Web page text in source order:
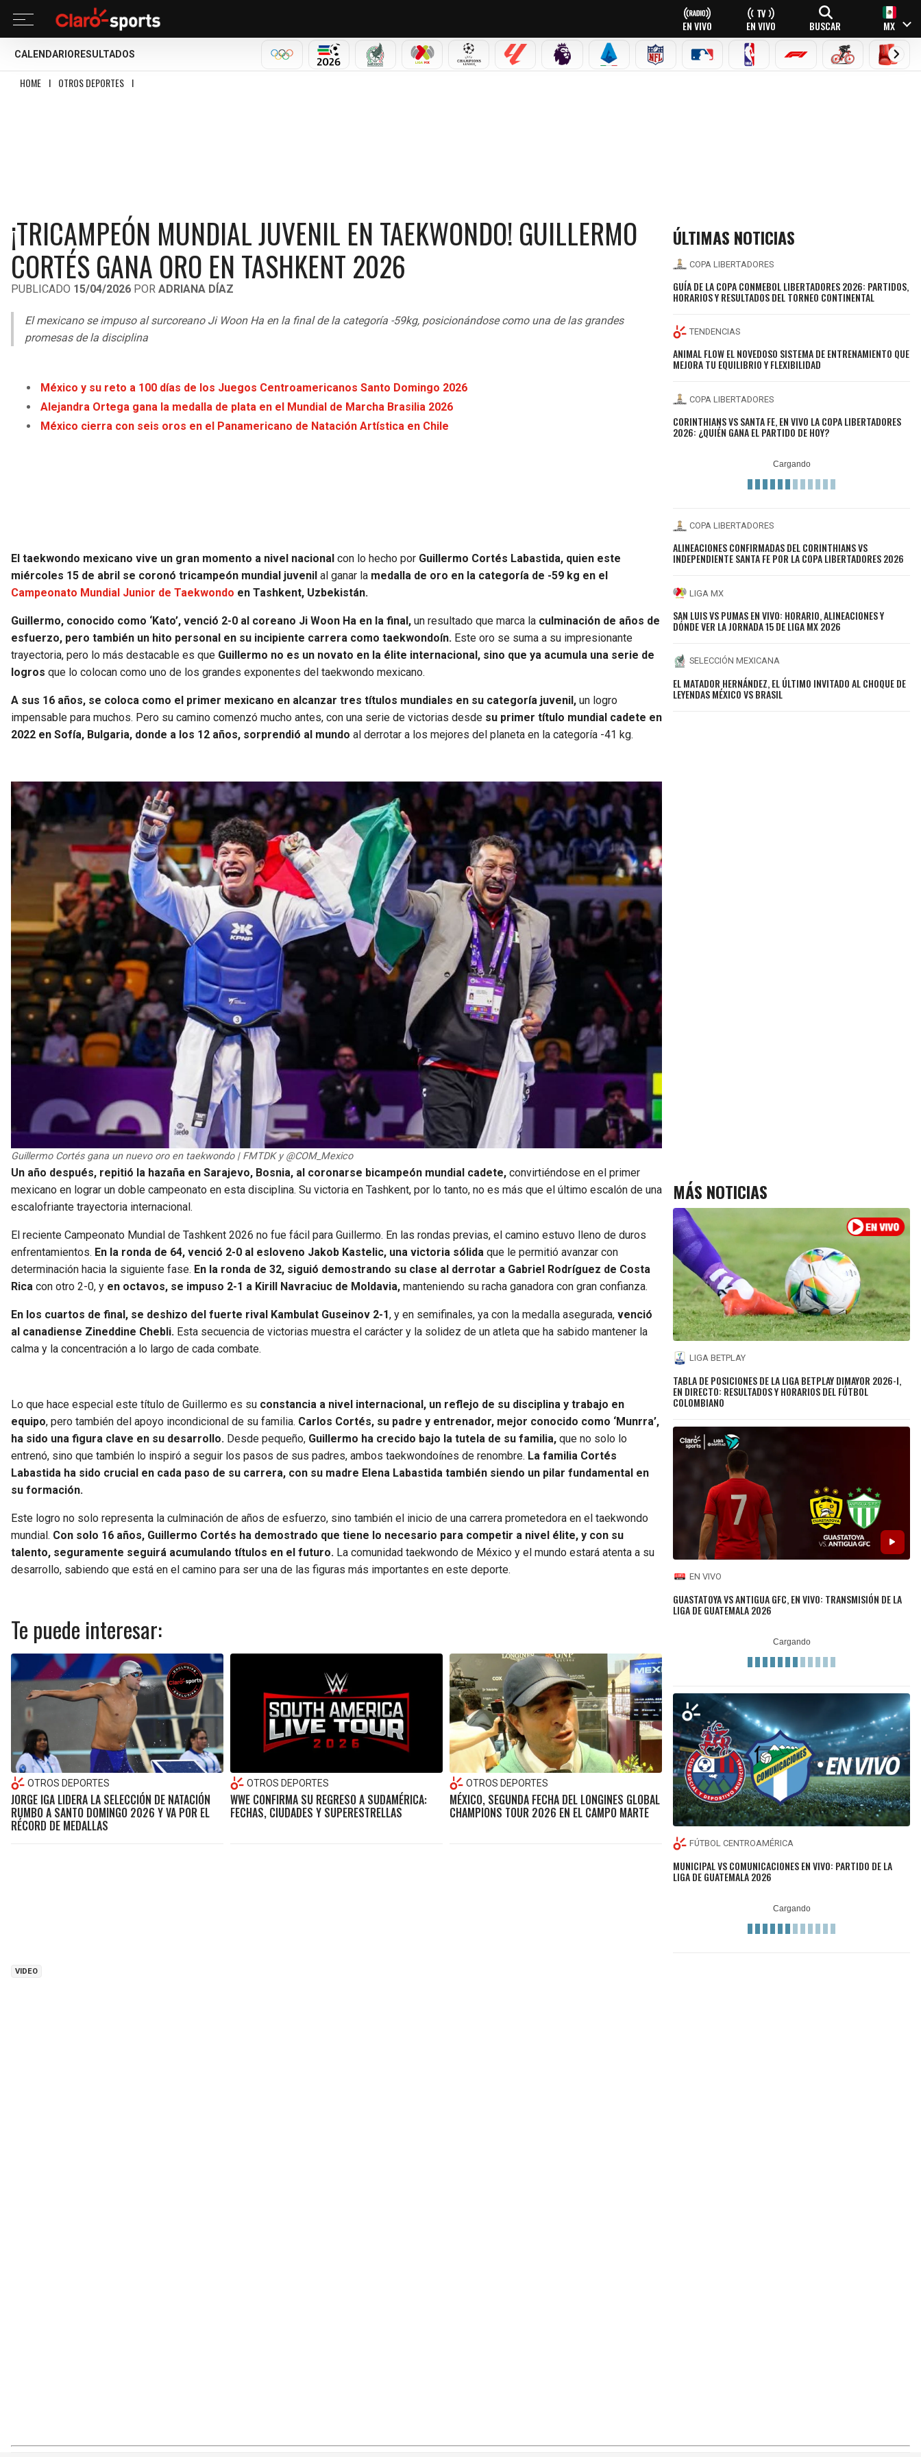
EN VIVO EN VIVO BUSCAR MX
CALENDARIO RESULTADOS
OLÍMPICOSMUNDIAL 2026SELECCIÓN MEXICANA
LIGA MX CHAMPIONS LEAGUE
LALIGA PREMIER LEAGUE
SERIE A NFL MLB NBA FÓRMULA 1CICLISMOBOXEO
HOME I OTROS DEPORTES I
¡TRICAMPEÓN MUNDIAL JUVENIL EN TAEKWONDO! GUILLERMO
CORTÉS GANA ORO EN TASHKENT 2026
PUBLICADO 15/04/2026 POR ADRIANA DÍAZ
El mexicano se impuso al surcoreano Ji Woon Ha en la final de la categoría -59kg, posicionándose como una de las grandes
promesas de la disciplina
México y su reto a 100 días de los Juegos Centroamericanos Santo Domingo 2026
Alejandra Ortega gana la medalla de plata en el Mundial de Marcha Brasilia 2026
México cierra con seis oros en el Panamericano de Natación Artística en Chile
El taekwondo mexicano vive un gran momento a nivel nacional con lo hecho por Guillermo Cortés Labastida, quien este
miércoles 15 de abril se coronó tricampeón mundial juvenil al ganar la medalla de oro en la categoría de -59 kg en el
Campeonato Mundial Junior de Taekwondo en Tashkent, Uzbekistán.
Guillermo, conocido como ‘Kato’, venció 2-0 al coreano Ji Woon Ha en la final, un resultado que marca la culminación de años de
esfuerzo, pero también un hito personal en su incipiente carrera como taekwondoín. Este oro se suma a su impresionante
trayectoria, pero lo más destacable es que Guillermo no es un novato en la élite internacional, sino que ya acumula una serie de
logros que lo colocan como uno de los grandes exponentes del taekwondo mexicano.
A sus 16 años, se coloca como el primer mexicano en alcanzar tres títulos mundiales en su categoría juvenil, un logro
impensable para muchos. Pero su camino comenzó mucho antes, con una serie de victorias desde su primer título mundial cadete en
2022 en Sofía, Bulgaria, donde a los 12 años, sorprendió al mundo al derrotar a los mejores del planeta en la categoría -41 kg.
Guillermo Cortés gana un nuevo oro en taekwondo | FMTDK y @COM_Mexico
Un año después, repitió la hazaña en Sarajevo, Bosnia, al coronarse bicampeón mundial cadete, convirtiéndose en el primer
mexicano en lograr un doble campeonato en esta disciplina. Su victoria en Tashkent, por lo tanto, no es más que el último escalón de una
escalofriante trayectoria internacional.
El reciente Campeonato Mundial de Tashkent 2026 no fue fácil para Guillermo. En las rondas previas, el camino estuvo lleno de duros
enfrentamientos. En la ronda de 64, venció 2-0 al esloveno Jakob Kastelic, una victoria sólida que le permitió avanzar con
determinación hacia la siguiente fase. En la ronda de 32, siguió demostrando su clase al derrotar a Gabriel Rodríguez de Costa
Rica con otro 2-0, y en octavos, se impuso 2-1 a Kirill Navraciuc de Moldavia, manteniendo su racha ganadora con gran confianza.
En los cuartos de final, se deshizo del fuerte rival Kambulat Guseinov 2-1, y en semifinales, ya con la medalla asegurada, venció
al canadiense Zineddine Chebli. Esta secuencia de victorias muestra el carácter y la solidez de un atleta que ha sabido mantener la
calma y la concentración a lo largo de cada combate.
Lo que hace especial este título de Guillermo es su constancia a nivel internacional, un reflejo de su disciplina y trabajo en
equipo, pero también del apoyo incondicional de su familia. Carlos Cortés, su padre y entrenador, mejor conocido como ‘Munrra’,
ha sido una figura clave en su desarrollo. Desde pequeño, Guillermo ha crecido bajo la tutela de su familia, que no solo lo
entrenó, sino que también lo inspiró a seguir los pasos de sus padres, ambos taekwondoínes de renombre. La familia Cortés
Labastida ha sido crucial en cada paso de su carrera, con su madre Elena Labastida también siendo un pilar fundamental en
su formación.
Este logro no solo representa la culminación de años de esfuerzo, sino también el inicio de una carrera prometedora en el taekwondo
mundial. Con solo 16 años, Guillermo Cortés ha demostrado que tiene lo necesario para competir a nivel élite, y con su
talento, seguramente seguirá acumulando títulos en el futuro. La comunidad taekwondo de México y el mundo estará atenta a su
desarrollo, sabiendo que está en el camino para ser una de las figuras más importantes en este deporte.
Te puede interesar:
OTROS DEPORTES
JORGE IGA LIDERA LA SELECCIÓN DE NATACIÓN
RUMBO A SANTO DOMINGO 2026 Y VA POR EL
RÉCORD DE MEDALLAS
OTROS DEPORTES
WWE CONFIRMA SU REGRESO A SUDAMÉRICA:
FECHAS, CIUDADES Y SUPERESTRELLAS
OTROS DEPORTES
MÉXICO, SEGUNDA FECHA DEL LONGINES GLOBAL
CHAMPIONS TOUR 2026 EN EL CAMPO MARTE
VIDEO
ÚLTIMAS NOTICIAS
COPA LIBERTADORES
GUÍA DE LA COPA CONMEBOL LIBERTADORES 2026: PARTIDOS,
HORARIOS Y RESULTADOS DEL TORNEO CONTINENTAL
TENDENCIAS
ANIMAL FLOW EL NOVEDOSO SISTEMA DE ENTRENAMIENTO QUE
MEJORA TU EQUILIBRIO Y FLEXIBILIDAD
COPA LIBERTADORES
CORINTHIANS VS SANTA FE, EN VIVO LA COPA LIBERTADORES
2026: ¿QUIÉN GANA EL PARTIDO DE HOY?
COPA LIBERTADORES
ALINEACIONES CONFIRMADAS DEL CORINTHIANS VS
INDEPENDIENTE SANTA FE POR LA COPA LIBERTADORES 2026
LIGA MX
SAN LUIS VS PUMAS EN VIVO: HORARIO, ALINEACIONES Y
DÓNDE VER LA JORNADA 15 DE LIGA MX 2026
SELECCIÓN MEXICANA
EL MATADOR HERNÁNDEZ, EL ÚLTIMO INVITADO AL CHOQUE DE
LEYENDAS MÉXICO VS BRASIL
MÁS NOTICIAS
LIGA BETPLAY
TABLA DE POSICIONES DE LA LIGA BETPLAY DIMAYOR 2026-I,
EN DIRECTO: RESULTADOS Y HORARIOS DEL FÚTBOL
COLOMBIANO
EN VIVO
GUASTATOYA VS ANTIGUA GFC, EN VIVO: TRANSMISIÓN DE LA
LIGA DE GUATEMALA 2026
FÚTBOL CENTROAMÉRICA
MUNICIPAL VS COMUNICACIONES EN VIVO: PARTIDO DE LA
LIGA DE GUATEMALA 2026